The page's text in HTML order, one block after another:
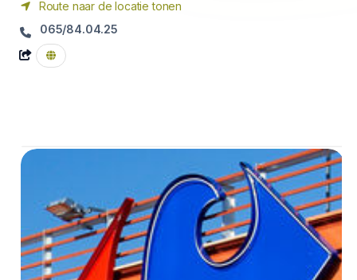
Route naar de locatie tonen
065/84.04.25